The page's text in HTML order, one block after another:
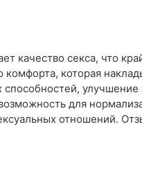
качество секса, что
которая
для
отношений.